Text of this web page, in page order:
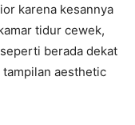
karena kesannya
tidur cewek,
berada dekat
aesthetic